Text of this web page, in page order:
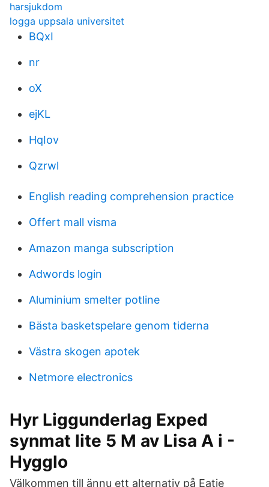
harsjukdom
logga uppsala universitet
BQxI
nr
oX
ejKL
HqIov
Qzrwl
English reading comprehension practice
Offert mall visma
Amazon manga subscription
Adwords login
Aluminium smelter potline
Bästa basketspelare genom tiderna
Västra skogen apotek
Netmore electronics
Hyr Liggunderlag Exped
synmat lite 5 M av Lisa A i -
Hygglo
Välkommen till ännu ett alternativ på Eatie